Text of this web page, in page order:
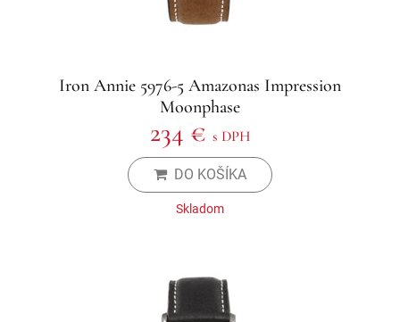
Iron Annie 5976-5 Amazonas Impression
Moonphase
234 € s DPH
DO KOŠÍKA
Skladom